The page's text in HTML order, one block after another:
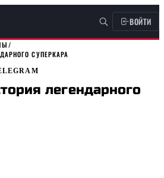
ВОЙТИ
/
СУПЕРКАРА
легендарного